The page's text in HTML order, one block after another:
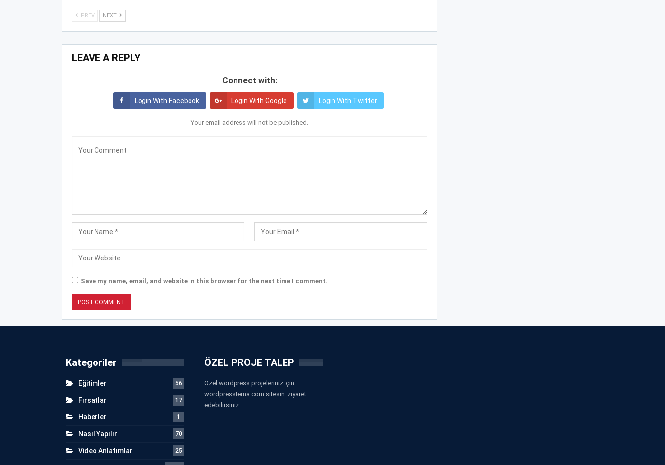
PREV NEXT
LEAVE A REPLY
Connect with:
Login With Facebook Login With Google Login With Twitter
Your email address will not be published.
Save my name, email, and website in this browser for the next time I comment.
Kategoriler
Eğitimler 56
Fırsatlar 17
Haberler 1
Nasıl Yapılır 70
Video Anlatımlar 25
ÖZEL PROJE TALEP
Özel wordpress projeleriniz için
wordpresstema.com sitesini ziyaret
edebilirsiniz.